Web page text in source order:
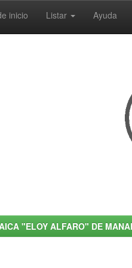
inicio Listar Ayuda
"ELOY ALFARO" DE